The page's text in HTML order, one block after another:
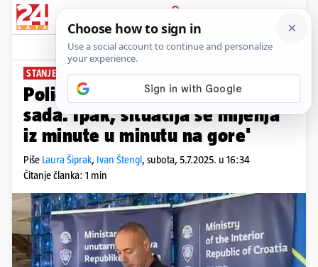
PRIJAVA
News Komentari
STANJE UOČI KONCERTA
Policija: 'Priveli smo petero do
sada. Ipak, situacija se mijenja
iz minute u minutu na gore'
Piše Laura Šiprak, Ivan Štengl, subota, 5.7.2025. u 16:34
Čitanje članka: 1 min